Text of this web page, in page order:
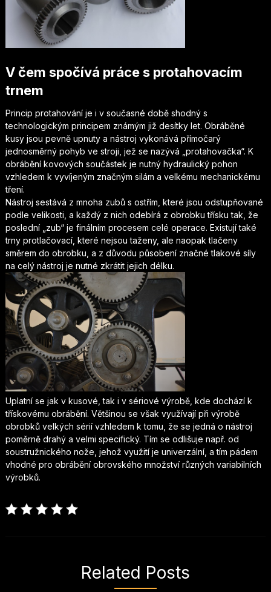
V čem spočívá práce s protahovacím
trnem
Princip protahování je i v současné době shodný s
technologickým principem známým již desítky let. Obráběné
kusy jsou pevně upnuty a nástroj vykonává přímočarý
jednosměrný pohyb ve stroji, jež se nazývá „protahovačka“. K
obrábění kovových součástek je nutný hydraulický pohon
vzhledem k vyvíjeným značným silám a velkému mechanickému
tření.
Nástroj sestává z mnoha zubů s ostřím, které jsou odstupňované
podle velikosti, a každý z nich odebírá z obrobku třísku tak, že
poslední „zub“ je finálním procesem celé operace. Existují také
trny protlačovací, které nejsou taženy, ale naopak tlačeny
směrem do obrobku, a z důvodu působení značné tlakové síly
na celý nástroj je nutné zkrátit jejich délku.
Uplatní se jak v kusové, tak i v sériové výrobě, kde dochází k
třískovému obrábění. Většinou se však využívají při výrobě
obrobků velkých sérií vzhledem k tomu, že se jedná o nástroj
poměrně drahý a velmi specifický. Tím se odlišuje např. od
soustružnického nože, jehož využití je univerzální, a tím pádem
vhodné pro obrábění obrovského množství různých variabilních
výrobků.
Related Posts